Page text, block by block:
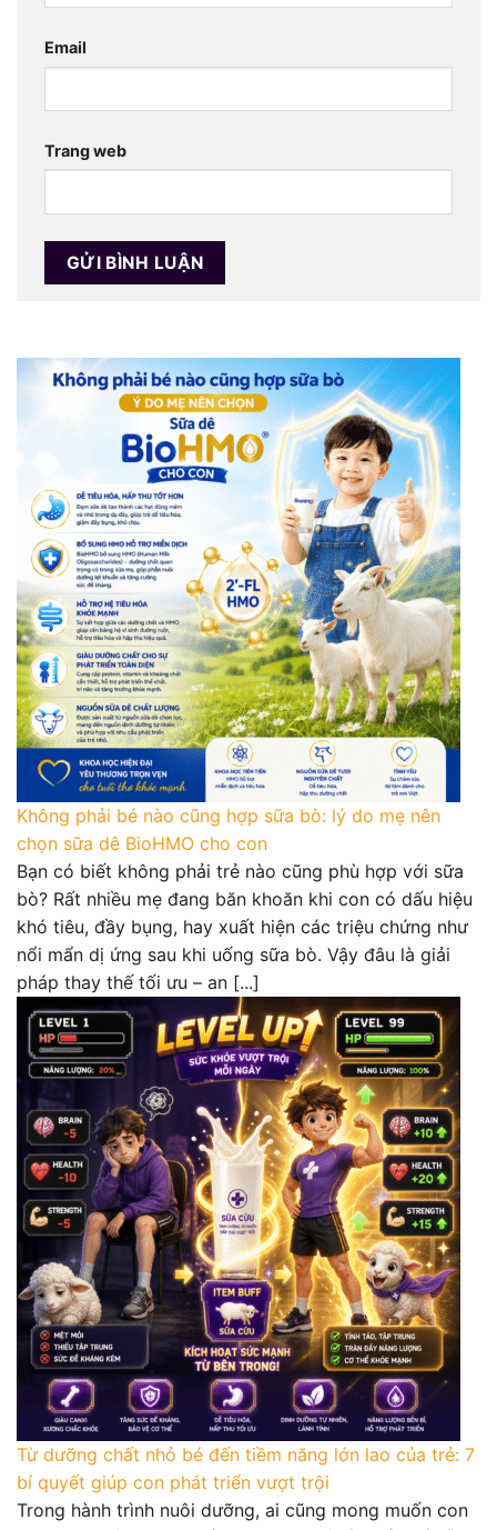
Email
Trang web
Không phải bé nào cũng hợp sữa bò: lý do mẹ nên
chọn sữa dê BioHMO cho con
Bạn có biết không phải trẻ nào cũng phù hợp với sữa
bò? Rất nhiều mẹ đang băn khoăn khi con có dấu hiệu
khó tiêu, đầy bụng, hay xuất hiện các triệu chứng như
nổi mẩn dị ứng sau khi uống sữa bò. Vậy đâu là giải
pháp thay thế tối ưu – an [...]
Từ dưỡng chất nhỏ bé đến tiềm năng lớn lao của trẻ: 7
bí quyết giúp con phát triển vượt trội
Trong hành trình nuôi dưỡng, ai cũng mong muốn con